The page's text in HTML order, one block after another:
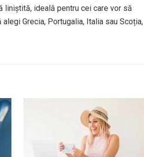
ideală pentru cei care vor să
Grecia, Portugalia, Italia sau Scoția,